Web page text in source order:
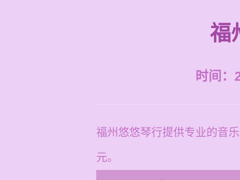
福
时间：
福州悠悠琴行提供专业的音
元。